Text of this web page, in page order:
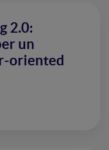
2.0:
un
oriented